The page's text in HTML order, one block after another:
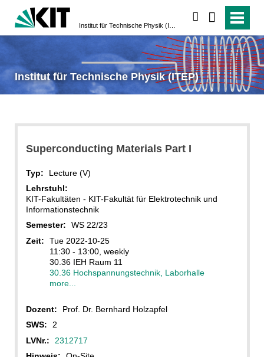
Institut für Technische Physik (ITEP)
Superconducting Materials Part I
Typ:
Lecture (V)
Lehrstuhl:
KIT-Fakultäten - KIT-Fakultät für Elektrotechnik und
Informationstechnik
Semester:
WS 22/23
Zeit:
Tue 2022-10-25
11:30 - 13:00, weekly
30.36 IEH Raum 11
30.36 Hochspannungstechnik, Laborhalle
more...
Dozent:
Prof. Dr. Bernhard Holzapfel
SWS:
2
LVNr.:
2312717